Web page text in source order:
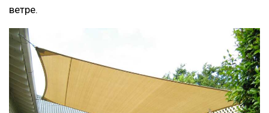
ветре.